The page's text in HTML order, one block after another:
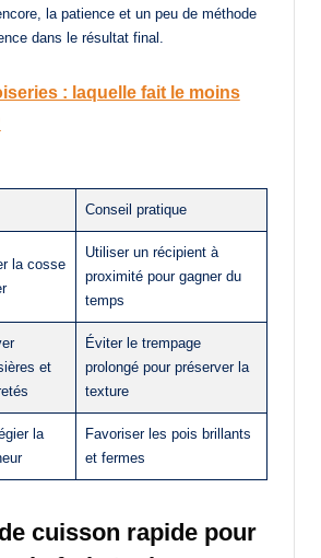
la patience et un peu de méthode
dans le résultat final.
: laquelle fait le moins
Conseil pratique
la cosse
Utiliser un récipient à
proximité pour gagner du
temps
et
Éviter le trempage
prolongé pour préserver la
texture
la
Favoriser les pois brillants
et fermes
cuisson rapide pour